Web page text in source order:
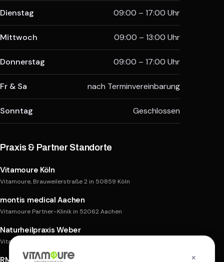
Dienstag 09:00 – 17:00 Uhr
Mittwoch 09:00 – 13:00 Uhr
Donnerstag 09:00 – 17:00 Uhr
Fr & Sa nach Terminvereinbarung
Sonntag Geschlossen
Praxis & Partner Standorte
Vitamoure Köln
Vitamoure, Brauweilerstraße 2 in 50859 Köln
montis medical Aachen
Vitamoure Partner-Klinik in 52062 Aachen
Naturheilpraxis Weber
Vitamoure Partner-Praxis in 50668 Köln
RM Aesthetic Köln ×